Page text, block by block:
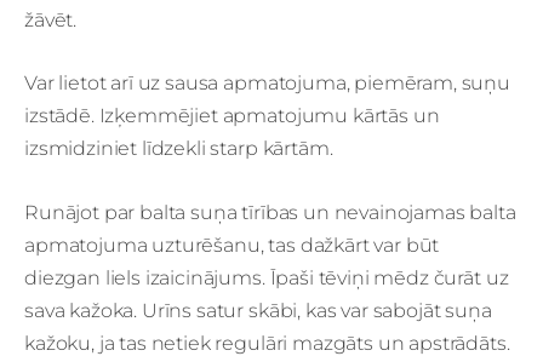
žāvēt.
Var lietot arī uz sausa apmatojuma, piemēram, suņu
izstādē. Izķemmējiet apmatojumu kārtās un
izsmidziniet līdzekli starp kārtām.
Runājot par balta suņa tīrības un nevainojamas balta
apmatojuma uzturēšanu, tas dažkārt var būt
diezgan liels izaicinājums. Īpaši tēviņi mēdz čurāt uz
sava kažoka. Urīns satur skābi, kas var sabojāt suņa
kažoku, ja tas netiek regulāri mazgāts un apstrādāts.